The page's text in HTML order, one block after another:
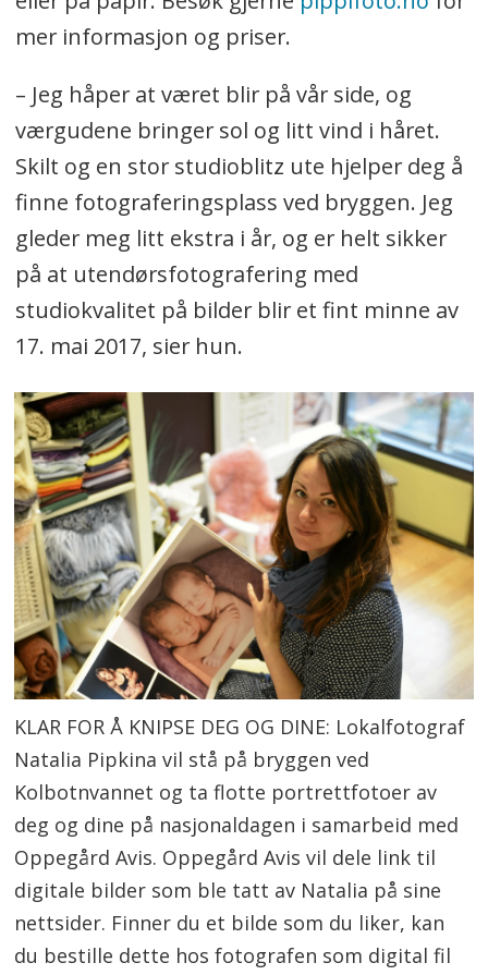
mer informasjon og priser.
– Jeg håper at været blir på vår side, og
værgudene bringer sol og litt vind i håret.
Skilt og en stor studioblitz ute hjelper deg å
finne fotograferingsplass ved bryggen. Jeg
gleder meg litt ekstra i år, og er helt sikker
på at utendørsfotografering med
studiokvalitet på bilder blir et fint minne av
17. mai 2017, sier hun.
KLAR FOR Å KNIPSE DEG OG DINE: Lokalfotograf
Natalia Pipkina vil stå på bryggen ved
Kolbotnvannet og ta flotte portrettfotoer av
deg og dine på nasjonaldagen i samarbeid med
Oppegård Avis. Oppegård Avis vil dele link til
digitale bilder som ble tatt av Natalia på sine
nettsider. Finner du et bilde som du liker, kan
du bestille dette hos fotografen som digital fil